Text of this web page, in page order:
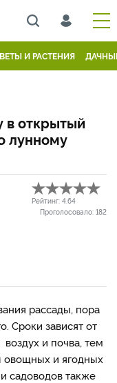
И РАСТЕНИЯ
в открытый
лунному
Рейтинг: 4.64
Проголосовало: 182
рассады, пора
Сроки зависят от
и почва, тем
и ягодных
садоводов также